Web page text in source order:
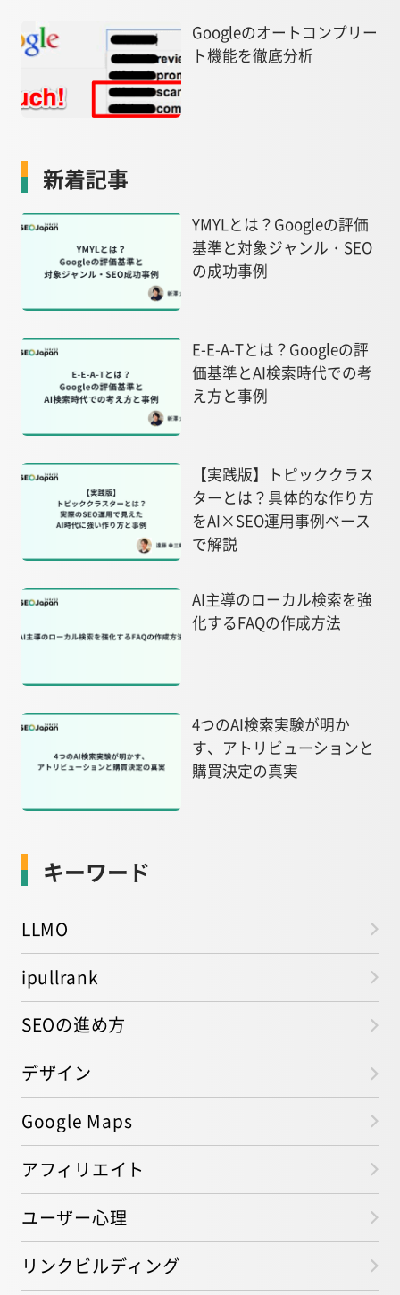
Googleのオートコンプリー
ト機能を徹底分析
新着記事
YMYLとは？Googleの評価
基準と対象ジャンル・SEO
の成功事例
E-E-A-Tとは？Googleの評
価基準とAI検索時代での考
え方と事例
【実践版】トピッククラス
ターとは？具体的な作り方
をAI×SEO運用事例ベース
で解説
AI主導のローカル検索を強
化するFAQの作成方法
4つのAI検索実験が明か
す、アトリビューションと
購買決定の真実
キーワード
LLMO
ipullrank
SEOの進め方
デザイン
Google Maps
アフィリエイト
ユーザー心理
リンクビルディング